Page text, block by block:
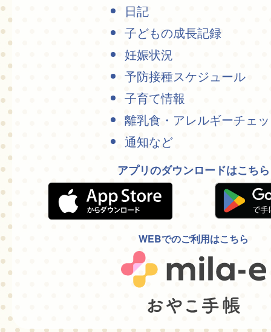
日記
子どもの成長記録
妊娠状況
予防接種スケジュール
子育て情報
離乳食・アレルギーチェ
通知など
アプリのダウンロードはこちら
WEBでのご利用はこちら